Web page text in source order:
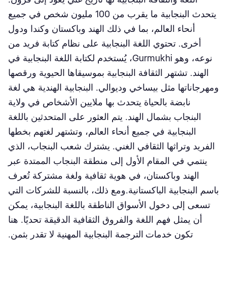
يتحدث البنجابية ما يقرب من 100 مليون شخص في جميع
أنحاء العالم، بما في ذلك الهند وباكستان وكندا ودول
أخرى. تحتوي اللغة البنجابية على نظام كتابة فريد من
نوعه، وهو Gurmukhi، يُستخدم لكتابة اللغة البنجابية في
الهند. تشتهر الثقافة البنجابية بموسيقاها الحيوية ورقصها
ومهرجاناتها مثل بيساخي وديوالي. البنجابية الهندية هي لغة
نابضة بالحياة يتحدث بها ملايين الأشخاص في ولاية
البنجاب بشمال الهند. يتم العثور على المتحدثين باللغة
البنجابية في جميع أنحاء العالم، وتشتهر لغتهم بخطها
الفريد وتراثها الثقافي الغني. يشترك شعب البنجاب، الذي
ينتمي في المقام الأول إلى منطقة البنجاب الممتدة عبر
الهند وباكستان، في هوية ثقافية ولغة مشتركة تُعرف
باسم البنجابية الباكستانية.ومع ذلك، بالنسبة للشركات التي
تسعى إلى دخول الأسواق الناطقة باللغة البنجابية، يمكن
أن يمثل فهم اللغة والفروق الثقافية الدقيقة تحديًا. هنا
تكون خدمات الترجمة البنجابية المهنية لا تقدر بثمن.